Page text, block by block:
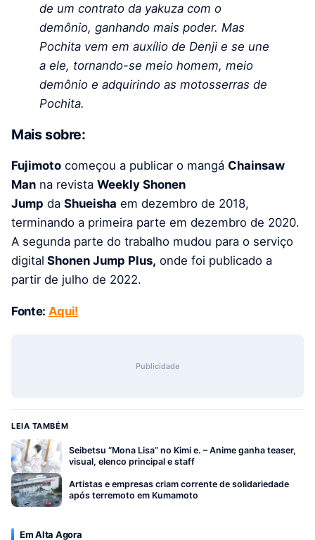
de um contrato da yakuza com o
demônio, ganhando mais poder. Mas
Pochita vem em auxílio de Denji e se une
a ele, tornando-se meio homem, meio
demônio e adquirindo as motosserras de
Pochita.
Mais sobre:
Fujimoto começou a publicar o mangá Chainsaw
Man na revista Weekly Shonen
Jump da Shueisha em dezembro de 2018,
terminando a primeira parte em dezembro de 2020.
A segunda parte do trabalho mudou para o serviço
digital Shonen Jump Plus, onde foi publicado a
partir de julho de 2022.
Fonte: Aqui!
Publicidade
LEIA TAMBÉM
Seibetsu “Mona Lisa” no Kimi e. – Anime ganha teaser,
visual, elenco principal e staff
Artistas e empresas criam corrente de solidariedade
após terremoto em Kumamoto
Em Alta Agora